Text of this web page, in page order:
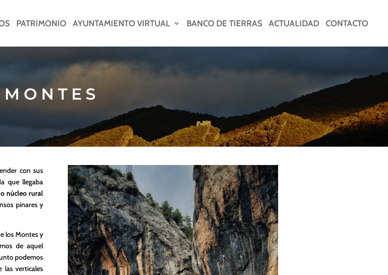
PATRIMONIO AYUNTAMIENTO VIRTUAL BANCO DE TIERRAS ACTUALIDAD CONTACTO
con sus
que llegaba
núcleo rural
pinares y
los Montes y
de aquel
podemos
las verticales